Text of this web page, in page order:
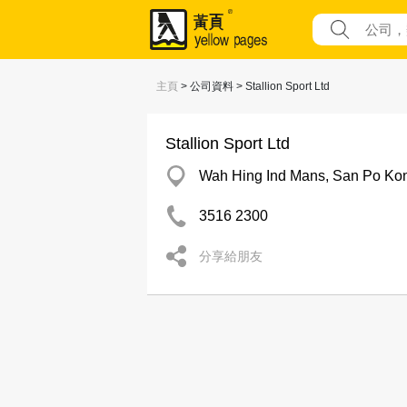
主頁 > 公司資料 > Stallion Sport Ltd
Stallion Sport Ltd
Wah Hing Ind Mans, San Po
3516 2300
分享給朋友